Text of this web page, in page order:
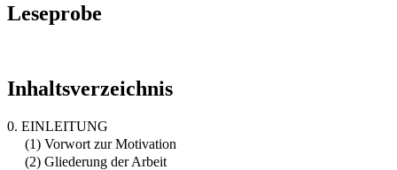
Leseprobe
Inhaltsverzeichnis
0. EINLEITUNG
(1) Vorwort zur Motivation
(2) Gliederung der Arbeit